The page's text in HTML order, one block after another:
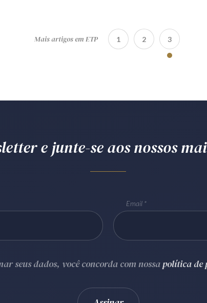
Mais artigos em ETP 1 2 3
e junte-se aos nossos
Email
seus dados, você concorda com nossapolítica de